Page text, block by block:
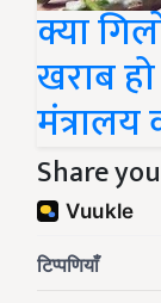
क्या
खराब
Share